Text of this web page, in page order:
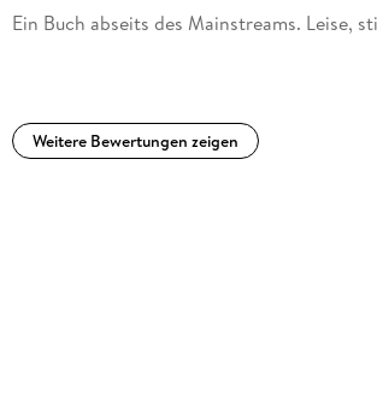
Ein Buch abseits des Mainstreams. Leise,
Weitere Bewertungen zeigen